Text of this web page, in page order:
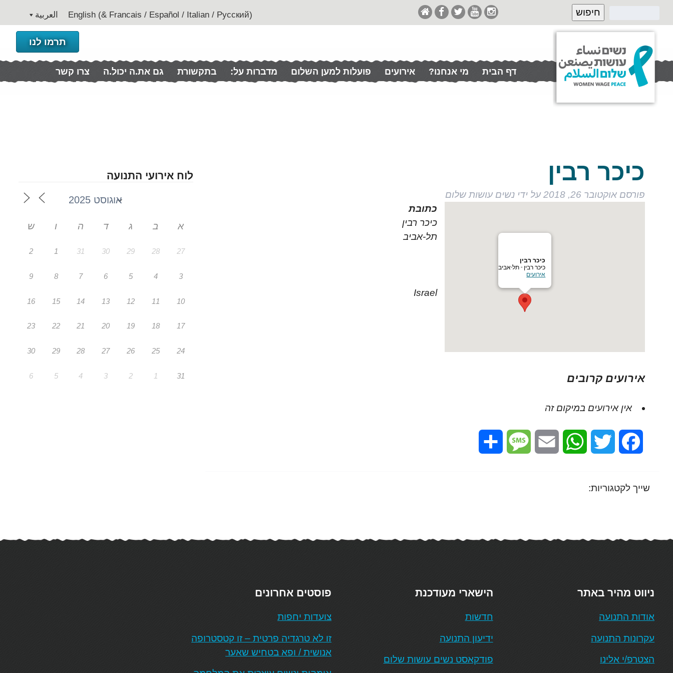
(English (& Francais / Español / Italian / Pусский العربية
תרמו לנו
דף הבית מי אנחנו? אירועים פועלות למען השלום מדברות על: בתקשורת גם את.ה יכול.ה צרו קשר
כיכר רבין
פורסם אוקטובר 26, 2018 על ידי נשים עושות שלום
כיכר רבין
כיכר רבין - תל-אביב
אירועים
כתובת
כיכר רבין
תל-אביב
Israel
אירועים קרובים
אין אירועים במיקום זה
Facebook
Twitter
WhatsApp
Email
Message
שייך לקטגוריות:
לוח אירועי התנועה
א ב ג ד ה ו ש
27
28
29
30
31
1
2
3
4
5
6
7
8
9
10
11
12
13
14
15
16
17
18
19
20
21
22
23
24
25
26
27
28
29
30
31
1
2
3
4
5
6
ניווט מהיר באתר
אודות התנועה
עקרונות התנועה
הצטרפ/י אלינו
הישארי מעודכנת
חדשות
ידיעון התנועה
פודקאסט נשים עושות שלום
פוסטים אחרונים
צועדות יחפות
זו לא טרגדיה פרטית – זו קטסטרופה
אנושית / ופא בטחיש שאער